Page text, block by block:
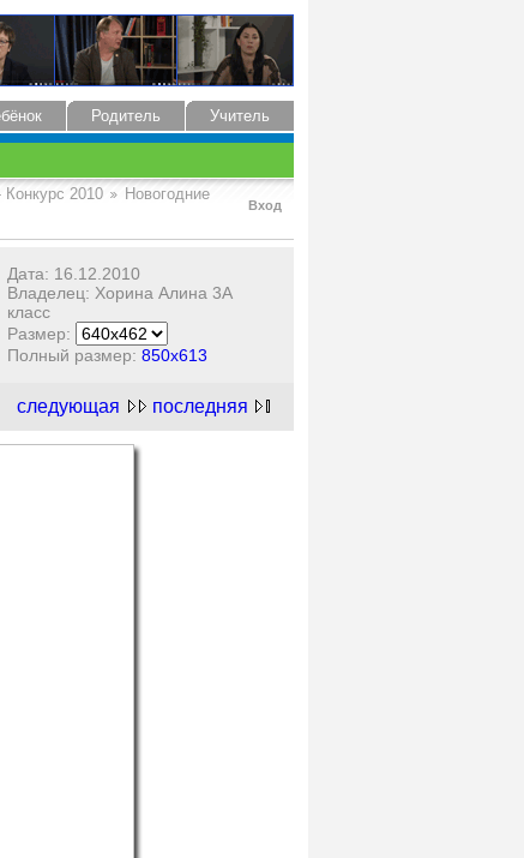
Учитель
Родитель
Вход
2010
Новогодние
Дата: 16.12.2010
Владелец: Хорина Алина 3А
класс
Размер:
Полный размер:850x613
следующая последняя